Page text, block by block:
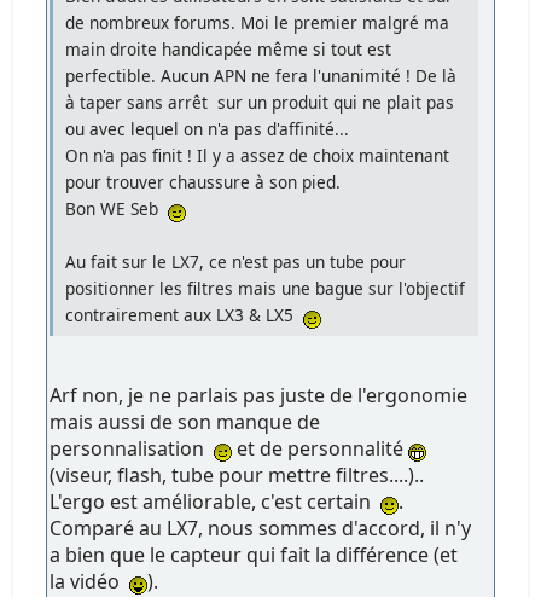
de nombreux forums. Moi le premier malgré ma
main droite handicapée même si tout est
perfectible. Aucun APN ne fera l'unanimité ! De là
à taper sans arrêt sur un produit qui ne plait pas
ou avec lequel on n'a pas d'affinité...
On n'a pas finit ! Il y a assez de choix maintenant
pour trouver chaussure à son pied.
Bon WE Seb
Au fait sur le LX7, ce n'est pas un tube pour
positionner les filtres mais une bague sur l'objectif
contrairement aux LX3 & LX5
Arf non, je ne parlais pas juste de l'ergonomie
mais aussi de son manque de
personnalisation
et de personnalité
(viseur, flash, tube pour mettre filtres....)..
L'ergo est améliorable, c'est certain
.
Comparé au LX7, nous sommes d'accord, il n'y
a bien que le capteur qui fait la différence (et
la vidéo
).